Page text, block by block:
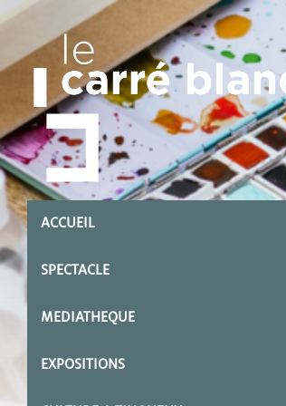
ACCUEIL
SPECTACLE
MEDIATHEQUE
EXPOSITIONS